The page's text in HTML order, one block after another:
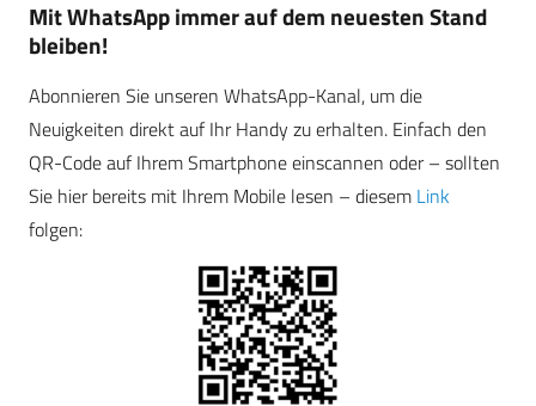
Mit WhatsApp immer auf dem neuesten Stand
bleiben!
Abonnieren Sie unseren WhatsApp-Kanal, um die
Neuigkeiten direkt auf Ihr Handy zu erhalten. Einfach den
QR-Code auf Ihrem Smartphone einscannen oder – sollten
Sie hier bereits mit Ihrem Mobile lesen – diesem Link
folgen: